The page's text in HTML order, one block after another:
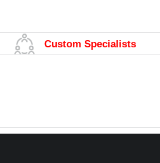
Custom Specialists